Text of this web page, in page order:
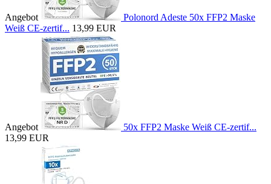
Angebot
Polonord Adeste 50x FFP2 Maske
Weiß CE-zertif... 13,99 EUR
Angebot
50x FFP2 Maske Weiß CE-zertif...
13,99 EUR